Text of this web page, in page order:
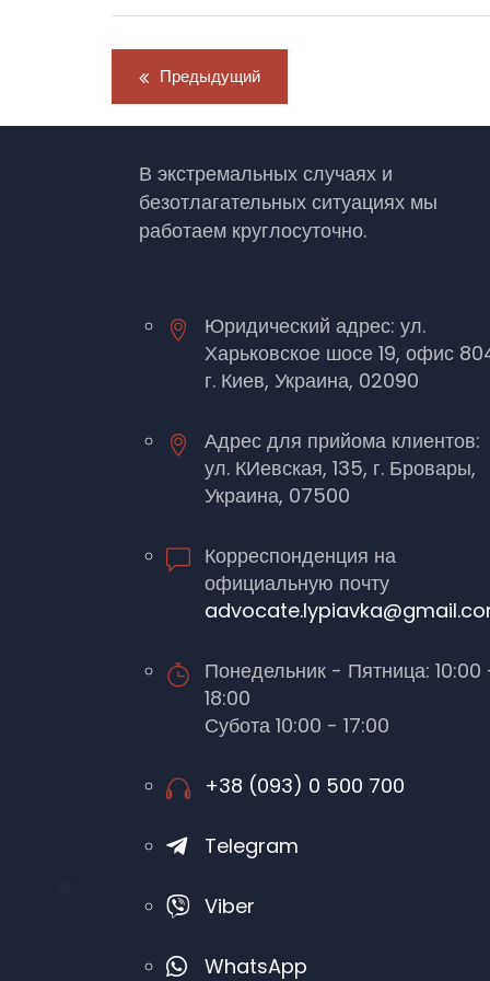
Навигация
по
записям
Предыдущий
В экстремальных случаях и
безотлагательных ситуациях мы
работаем круглосуточно.
Юридический адрес: ул.
Харьковское шосе 19, офис
г. Киев, Украина, 02090
Адрес для прийома клиентов:
ул. КИевская, 135, г. Бровары,
Украина, 07500
Корреспонденция на
официальную почту
Понедельник - Пятница:
18:00
Субота 10:00 - 17:00
+38 (093) 0 500 700
Telegram
Viber
WhatsApp